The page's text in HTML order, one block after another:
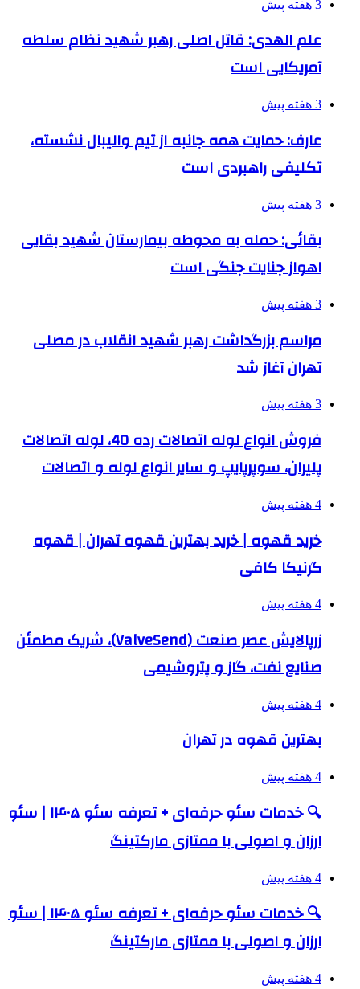
3 هفته پیش
علم الهدی: قاتل اصلی رهبر شهید نظام سلطه
آمریکایی است
3 هفته پیش
عارف: حمایت همه جانبه از تیم والیبال نشسته،
تکلیفی راهبردی است
3 هفته پیش
بقائی: حمله به محوطه بیمارستان شهید بقایی
اهواز جنایت جنگی است
3 هفته پیش
مراسم بزرگداشت رهبر شهید انقلاب در مصلی
تهران آغاز شد
3 هفته پیش
فروش انواع لوله اتصالات رده 40، لوله اتصالات
پلیران، سوپرپایپ و سایر انواع لوله و اتصالات
4 هفته پیش
خرید قهوه | خرید بهترین قهوه تهران | قهوه
گرنیکا کافی
4 هفته پیش
زرپالایش عصر صنعت (ValveSend)، شریک مطمئن
صنایع نفت، گاز و پتروشیمی
4 هفته پیش
بهترین قهوه در تهران
4 هفته پیش
🔍 خدمات سئو حرفه‌ای + تعرفه سئو ۱۴۰۵ | سئو
ارزان و اصولی با ممتازی مارکتینگ
4 هفته پیش
🔍 خدمات سئو حرفه‌ای + تعرفه سئو ۱۴۰۵ | سئو
ارزان و اصولی با ممتازی مارکتینگ
4 هفته پیش